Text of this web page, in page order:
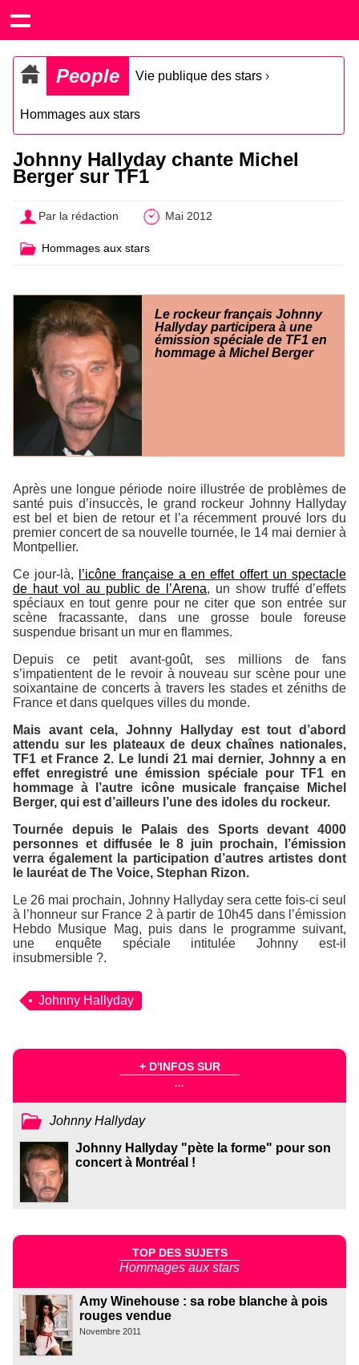
People Vie publique des stars ›
Hommages aux stars
Johnny Hallyday chante Michel
Berger sur TF1
Par la rédaction Mai 2012
Hommages aux stars
Le rockeur français Johnny
Hallyday participera à une
émission spéciale de TF1 en
hommage à Michel Berger
Après une longue période noire illustrée de problèmes de
santé puis d’insuccès, le grand rockeur Johnny Hallyday
est bel et bien de retour et l’a récemment prouvé lors du
premier concert de sa nouvelle tournée, le 14 mai dernier à
Montpellier.
Ce jour-là,
l’icône française a en effet offert un spectacle
de haut vol au public de l’Arena, un show truffé d’effets
spéciaux en tout genre pour ne citer que son entrée sur
scène fracassante, dans une grosse boule foreuse
suspendue brisant un mur en flammes.
Depuis ce petit avant-goût, ses millions de fans
s’impatientent de le revoir à nouveau sur scène pour une
soixantaine de concerts à travers les stades et zéniths de
France et dans quelques villes du monde.
Mais avant cela, Johnny Hallyday est tout d’abord
attendu sur les plateaux de deux chaînes nationales,
TF1 et France 2. Le lundi 21 mai dernier, Johnny a en
effet enregistré une émission spéciale pour TF1 en
hommage à l’autre icône musicale française Michel
Berger, qui est d’ailleurs l’une des idoles du rockeur.
Tournée depuis le Palais des Sports devant 4000
personnes et diffusée le 8 juin prochain, l’émission
verra également la participation d’autres artistes dont
le lauréat de The Voice, Stephan Rizon.
Le 26 mai prochain, Johnny Hallyday sera cette fois-ci seul
à l’honneur sur France 2 à partir de 10h45 dans l’émission
Hebdo Musique Mag, puis dans le programme suivant,
une enquête spéciale intituléeJohnny est-il
insubmersible ?.
Johnny Hallyday
+ D'INFOS SUR
...
Johnny Hallyday
Johnny Hallyday "pète la forme" pour son
concert à Montréal !
TOP DES SUJETS
Hommages aux stars
Amy Winehouse : sa robe blanche à pois
rouges vendue
Novembre 2011